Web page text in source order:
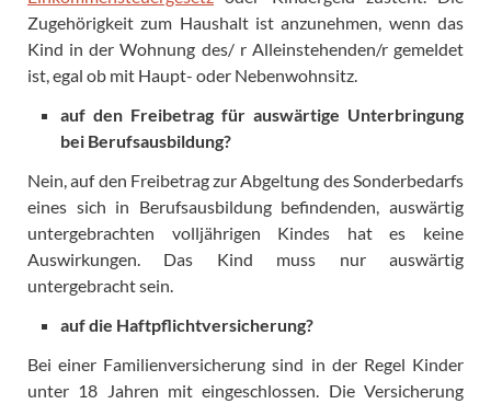
Zugehörigkeit zum Haushalt ist anzunehmen, wenn das
Kind in der Wohnung des/ r Alleinstehenden/r gemeldet
ist, egal ob mit Haupt- oder Nebenwohnsitz.
auf den Freibetrag für auswärtige Unterbringung
bei Berufsausbildung?
Nein, auf den Freibetrag zur Abgeltung des Sonderbedarfs
eines sich in Berufsausbildung befindenden, auswärtig
untergebrachten volljährigen Kindes hat es keine
Auswirkungen. Das Kind muss nur auswärtig
untergebracht sein.
auf die Haftpflichtversicherung?
Bei einer Familienversicherung sind in der Regel Kinder
unter 18 Jahren mit eingeschlossen. Die Versicherung